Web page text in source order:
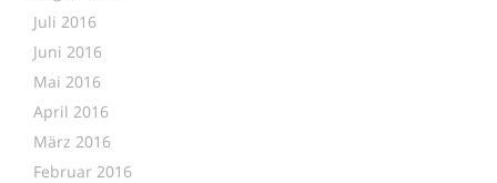
Juli 2016
Juni 2016
Mai 2016
April 2016
März 2016
Februar 2016